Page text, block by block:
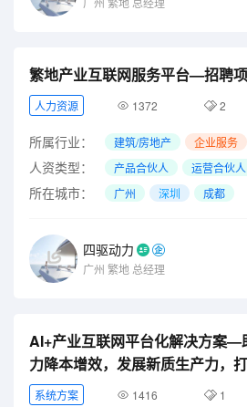
繁地产业互联网服务平台—招聘
人力资源 1372 2
所属行业： 建筑/房地产 企业服务
人资类型： 产品合伙人 运营合伙人
所在城市： 广州 深圳 成都
四驱动力
广州 繁地 总经理
AI+产业互联网平台化解决方案—
力降本增效，发展新质生产力，
系统方案 1416 1